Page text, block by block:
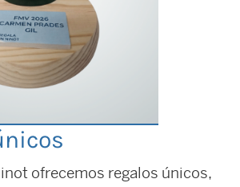
ofrecemos regalos únicos,